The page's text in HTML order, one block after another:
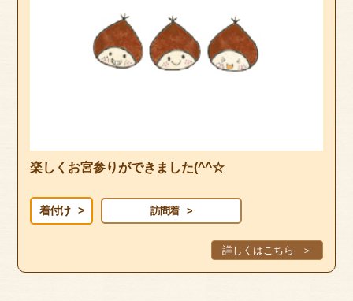
楽しくお宮参りができました(^^☆
着付け 訪問着
詳しくはこちら